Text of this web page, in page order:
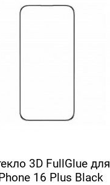
3D FullGlue для
16 Plus Black